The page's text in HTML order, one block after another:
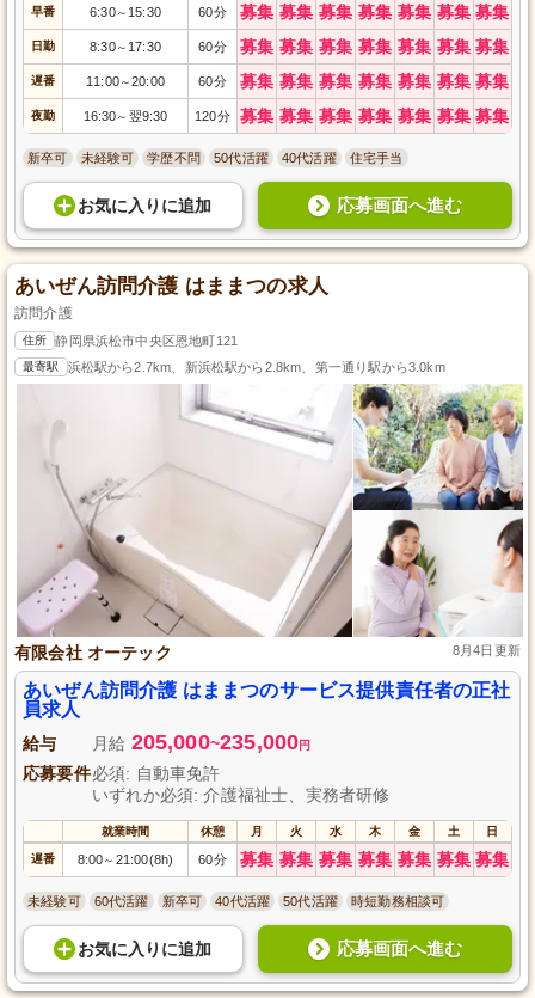
早番 6:30～ 15:30 60分 募集 募集 募集 募集 募集 募集 募集
日勤 8:30～ 17:30 60分 募集 募集 募集 募集 募集 募集 募集
遅番 11:00～20:00 60分 募集 募集 募集 募集 募集 募集 募集
夜勤 16:30～ 翌9:30 120分 募集 募集 募集 募集 募集 募集 募集
新卒可 未経験可 学歴不問 50代活躍 40代活躍 住宅手当
お気に入り に追加 応募画面へ進む
あいぜん訪問介護 はままつの求人
訪問介護
住所 静岡県浜松市中央区恩地町121
最寄駅 浜松駅から2.7km、新浜松駅から2.8km、第一通り駅から3.0km
有限会社 オーテック 8月4日更新
あいぜん訪問介護 はままつのサービス提供責任者の正社
員求人
給与 月給 205,000~235,000円
応募要件必須: 自動車免許
いずれか必須: 介護福祉士、実務者研修
就業時間 休憩 月 火 水 木 金 土 日
遅番 8:00～ 21:00(8h) 60分 募集 募集 募集 募集 募集 募集 募集
未経験可 60代活躍 新卒可 40代活躍 50代活躍 時短勤務相談可
お気に入り に追加 応募画面へ進む